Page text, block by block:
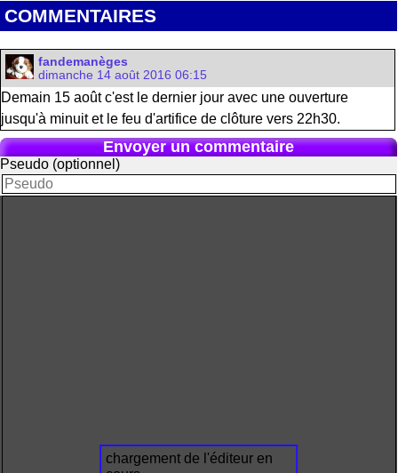
COMMENTAIRES
fandemanèges
dimanche 14 août 2016 06:15
Demain 15 août c'est le dernier jour avec une ouverture
jusqu'à minuit et le feu d'artifice de clôture vers 22h30.
Envoyer un commentaire
Pseudo (optionnel)
chargement de l'éditeur en